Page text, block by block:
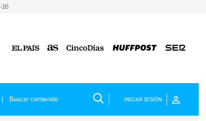
16
INICIAR SESIÓN